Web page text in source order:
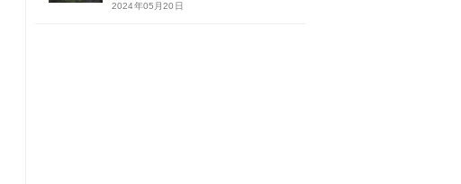
2024年05月20日